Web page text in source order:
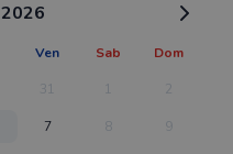
2026
Ven Sab Dom
31 1 2
7 8 9